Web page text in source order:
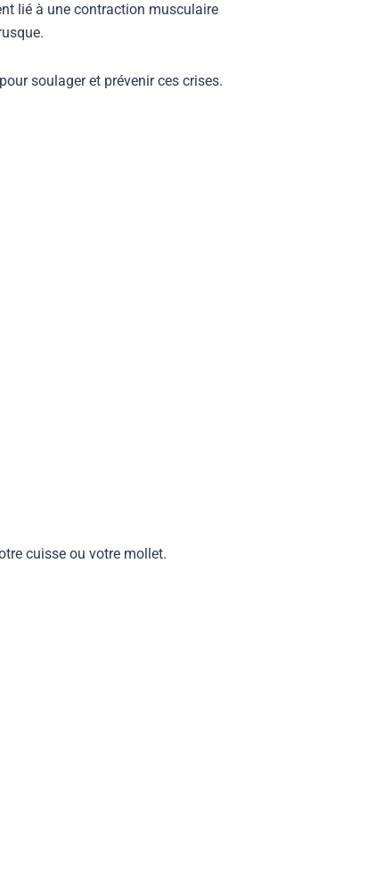
lié à une contraction musculaire
soulager et prévenir ces crises.
cuisse ou votre mollet.